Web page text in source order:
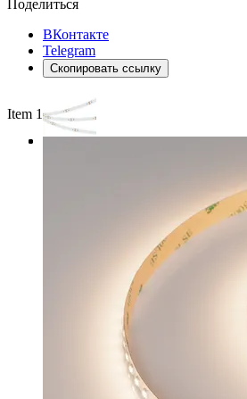
Поделиться
ВКонтакте
Telegram
Скопировать ссылку
Item 1 of 3